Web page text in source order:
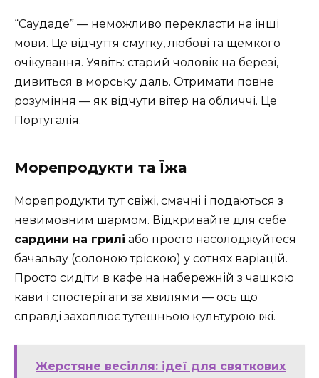
“Саудаде” — неможливо перекласти на інші
мови. Це відчуття смутку, любові та щемкого
очікування. Уявіть: старий чоловік на березі,
дивиться в морську даль. Отримати повне
розуміння — як відчути вітер на обличчі. Це
Португалія.
Морепродукти та Їжа
Морепродукти тут свіжі, смачні і подаються з
невимовним шармом. Відкривайте для себе
сардини на грилі або просто насолоджуйтеся
бачальяу (солоною тріскою) у сотнях варіацій.
Просто сидіти в кафе на набережній з чашкою
кави і спостерігати за хвилями — ось що
справді захоплює тутешньою культурою їжі.
Жерстяне весілля: ідеї для святкових